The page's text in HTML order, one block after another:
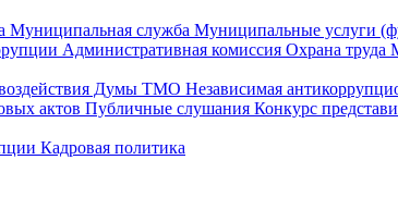
Муниципальная служба Муниципальные услуги
Административная комиссия Охрана труда
Думы ТМО Независимая
актов Публичные слушания Конкурс
Кадровая политика